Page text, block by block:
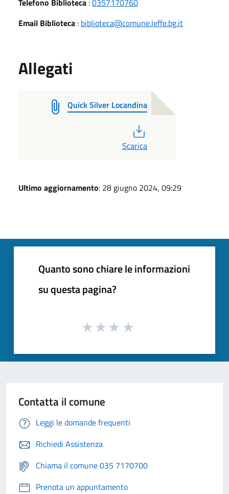
Email Biblioteca : biblioteca@comune.leffe.bg.it
Allegati
Quick Silver Locandina
Scarica
Ultimo aggiornamento: 28 giugno 2024, 09:29
Quanto sono chiare le informazioni
su questa pagina?
Contatta il comune
Leggi le domande frequenti
Richiedi Assistenza
Chiama il comune 035 7170700
Prenota un appuntamento